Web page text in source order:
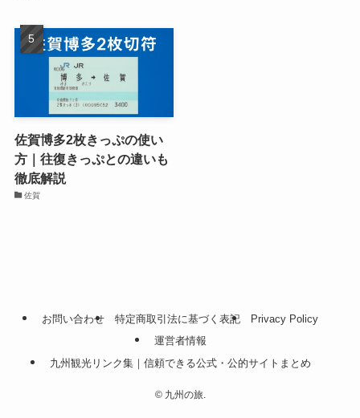
佐賀博多2枚きっぷの使い
方｜往復きっぷとの違いも
徹底解説
佐賀
お問い合わせ 特定商取引法に基づく表記
Privacy Policy
運営者情報
九州観光リンク集｜信頼できる公式・公的サイトまとめ
©九州の旅.